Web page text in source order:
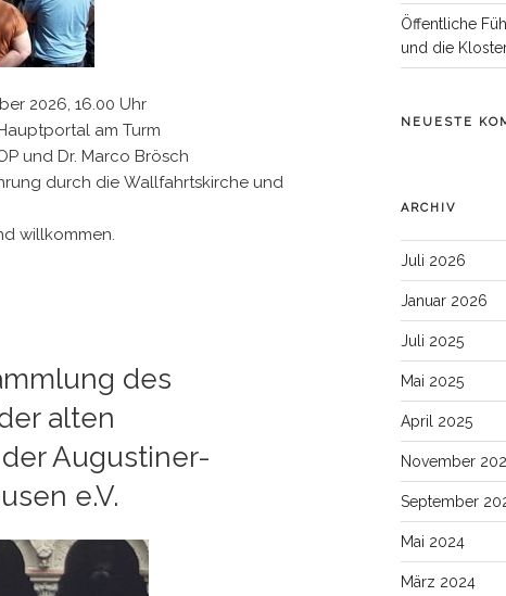
2026, 16.00 Uhr
am Turm
und Dr. Marco Brösch
durch die Wallfahrtskirche und
willkommen.
des
alten
Augustiner-
e.V.
Öffentliche
und die
NEUESTE
ARCHIV
Juli 2026
Januar 2026
Juli 2025
Mai 2025
April 2025
November
September
Mai 2024
März 2024